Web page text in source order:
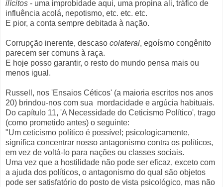
ilícitos - uma improbidade aqui, uma propina ali, tráfico de
influência acolá, nepotismo, etc. etc. etc.
E pior, a conta sempre debitada à nação.
Corrupção inerente, descaso colateral, egoísmo congênito
parecem ser comuns à raça.
E hoje posso garantir, o resto do mundo pensa mais ou
menos igual.
Russell, nos 'Ensaios Céticos' (a maioria escritos nos anos
20) brindou-nos com sua mordacidade e argúcia habituais.
Do capítulo 11, 'A Necessidade do Ceticismo Político', trago
(como prometido antes) o seguinte:
"Um ceticismo político é possível; psicologicamente,
significa concentrar nosso antagonismo contra os políticos,
em vez de voltá-lo para nações ou classes sociais.
Uma vez que a hostilidade não pode ser eficaz, exceto com
a ajuda dos políticos, o antagonismo do qual são objetos
pode ser satisfatório do posto de vista psicológico, mas não